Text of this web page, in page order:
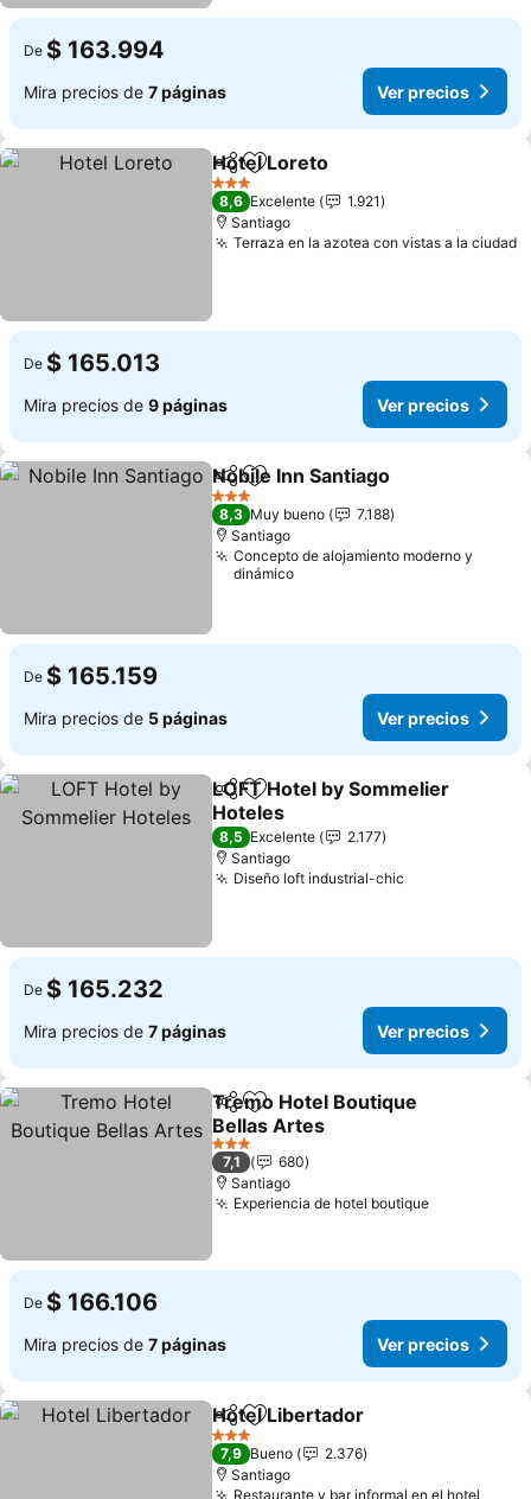
De $ 163.994
Mira precios de 7 páginas Ver precios
CompartirAgregar a favoritos
Hotel Loreto
3 Estrellas
8,6 Excelente
1.921
Santiago
Terraza en la azotea con vistas a la ciudad
De $ 165.013
Mira precios de 9 páginas Ver precios
CompartirAgregar a favoritos
Nobile Inn Santiago
3 Estrellas
8,3 Muy bueno
7.188
Santiago
Concepto de alojamiento moderno y
dinámico
De $ 165.159
Mira precios de 5 páginas Ver precios
CompartirAgregar a favoritos
LOFT Hotel by Sommelier
Hoteles
8,5 Excelente
2.177
Santiago
Diseño loft industrial-chic
De $ 165.232
Mira precios de 7 páginas Ver precios
Compartir
Agregar a favoritos
Tremo Hotel Boutique
Bellas Artes
3 Estrellas
7,1
680
Santiago
Experiencia de hotel boutique
De $ 166.106
Mira precios de 7 páginas Ver precios
CompartirAgregar a favoritos
Hotel Libertador
3 Estrellas
7,9 Bueno
2.376
Santiago
Restaurante y bar informal en el hotel